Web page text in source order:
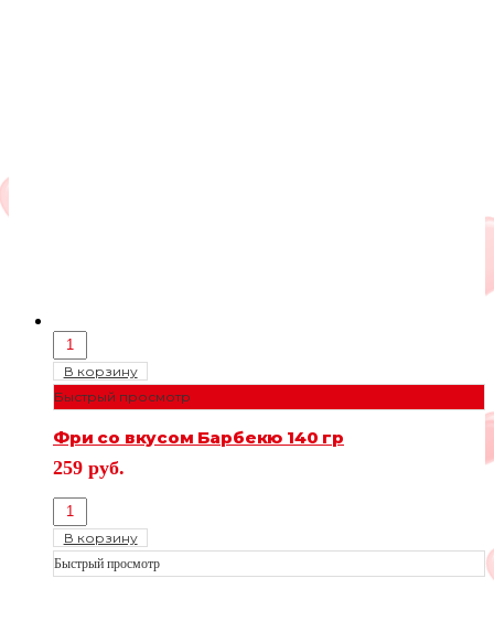
В корзину
Быстрый просмотр
Фри со вкусом Барбекю 140 гр
259 руб.
В корзину
Быстрый просмотр